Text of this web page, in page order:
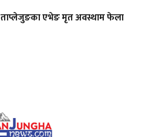
ताप्लेजुङका एभेङ मृत अवस्थाम फेला